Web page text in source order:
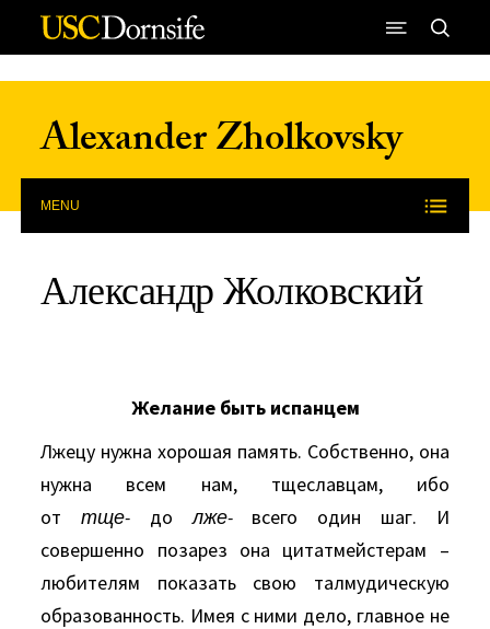
Skip to Content
Alexander Zholkovsky
MENU
Александр Жолковский
Желание быть испанцем
Лжецу нужна хорошая память. Собственно, она
нужна всем нам, тщеславцам, ибо
оттще- долже- всего один шаг. И
совершенно позарез она цитатмейстерам –
любителям показать свою талмудическую
образованность. Имея с ними дело, главное не